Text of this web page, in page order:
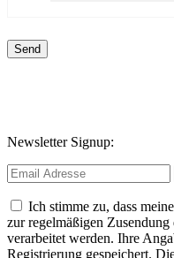
Send
Newsletter Signup:
Ich stimme zu, dass
zur regelmäßigen
verarbeitet werden. Ihre
Registrierung gespeichert.